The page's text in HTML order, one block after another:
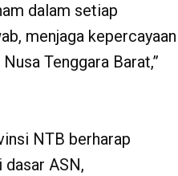
dalam setiap
menjaga kepercayaan
Tenggara Barat,”
NTB berharap
ASN,